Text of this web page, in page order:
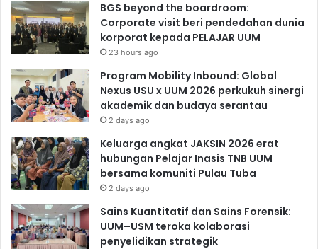
BGS beyond the boardroom:
Corporate visit beri pendedahan dunia
korporat kepada PELAJAR UUM
23 hours ago
Program Mobility Inbound: Global
Nexus USU x UUM 2026 perkukuh sinergi
akademik dan budaya serantau
2 days ago
Keluarga angkat JAKSIN 2026 erat
hubungan Pelajar Inasis TNB UUM
bersama komuniti Pulau Tuba
2 days ago
Sains Kuantitatif dan Sains Forensik:
UUM–USM teroka kolaborasi
penyelidikan strategik